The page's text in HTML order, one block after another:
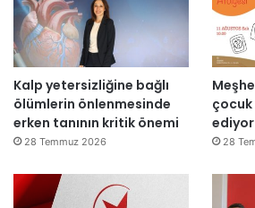
d
n
a
ç
ı
l
d
Kalp yetersizliğine bağlı
ölümlerin önlenmesinde
erken tanının kritik önemi
28 Temmuz 2026
ediyor
28